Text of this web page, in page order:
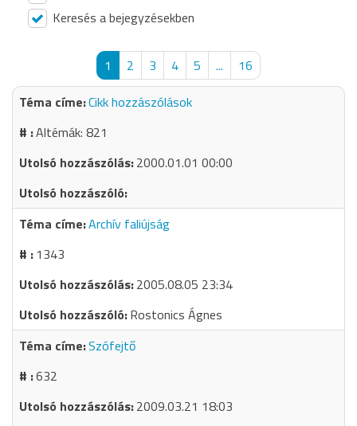
Keresés a bejegyzésekben
1 2 3 4 5 ...
16
Cikk hozzászólások
Altémák: 821
2000.01.01 00:00
Archív faliújság
1343
2005.08.05 23:34
Rostonics Ágnes
Szófejtő
632
2009.03.21 18:03